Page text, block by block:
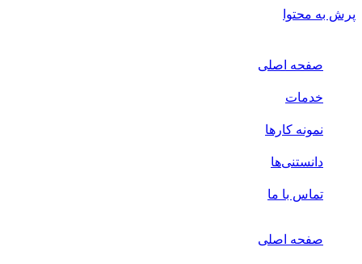
پرش به محتوا
صفحه اصلی
خدمات
نمونه کارها
دانستنی‌ها
تماس با ما
صفحه اصلی